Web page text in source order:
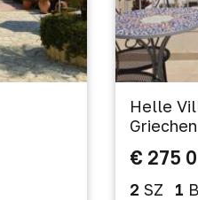
Helle
€ 275
2 SZ 1